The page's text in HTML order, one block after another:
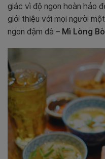
giác vì độ ngon hoàn hảo
giới thiệu với mọi người
ngon đậm đà – Mì Lòng Bò